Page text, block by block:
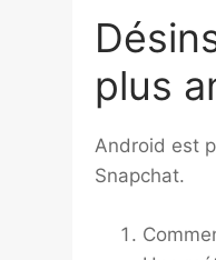
plus
Android est
Snapchat.